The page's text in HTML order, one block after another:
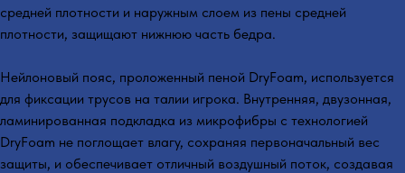
средней плотности и наружным слоем из пены средней
плотности, защищают нижнюю часть бедра.
Нейлоновый пояс, проложенный пеной DryFoam, используется
для фиксации трусов на талии игрока. Внутренняя, двузонная,
ламинированная подкладка из микрофибры с технологией
DryFoam не поглощает влагу, сохраняя первоначальный вес
защиты, и обеспечивает отличный воздушный поток, создавая